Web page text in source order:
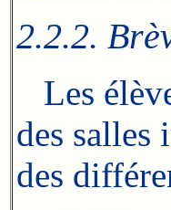
2.2.2.
Les
des
des